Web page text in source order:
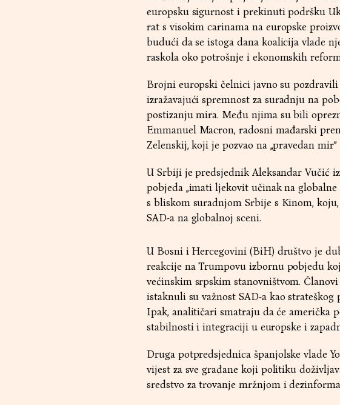
europsku sigurnost i prekinuti podršku
rat s visokim carinama na europske
budući da se istoga dana koalicija vlade
raskola oko potrošnje i ekonomskih
Brojni europski čelnici javno su
izražavajući spremnost za suradnju na
postizanju mira. Među njima su bili
Emmanuel Macron, radosni mađarski
Zelenskij, koji je pozvao na „pravedan
U Srbiji je predsjednik Aleksandar Vučić
pobjeda „imati ljekovit učinak na globalne
s bliskom suradnjom Srbije s Kinom,
SAD-a na globalnoj sceni.
U Bosni i Hercegovini (BiH) društvo je
reakcije na Trumpovu izbornu pobjedu
većinskim srpskim stanovništvom.
istaknuli su važnost SAD-a kao
Ipak, analitičari smatraju da će američka
stabilnosti i integraciji u europske i
Druga potpredsjednica španjolske vlade
vijest za sve građane koji politiku
sredstvo za trovanje mržnjom i